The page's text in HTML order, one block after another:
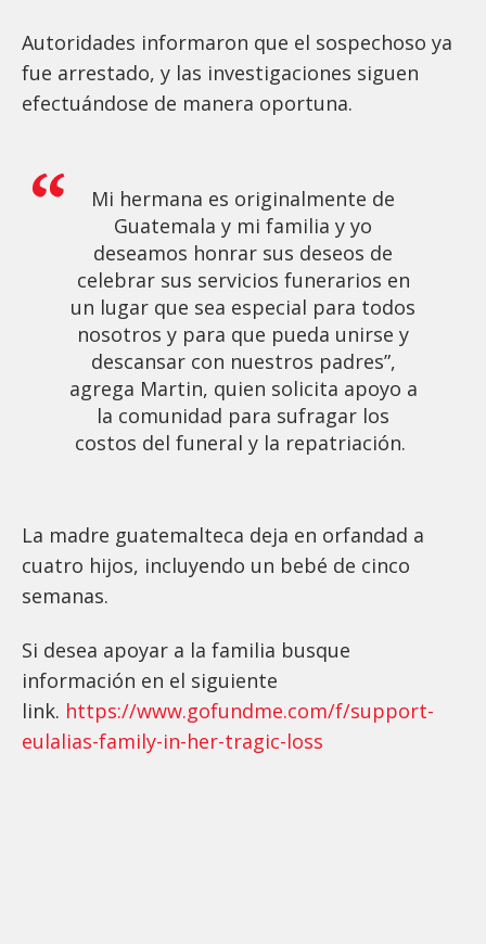
Autoridades informaron que el sospechoso ya
fue arrestado, y las investigaciones siguen
efectuándose de manera oportuna.
Mi hermana es originalmente de
Guatemala y mi familia y yo
deseamos honrar sus deseos de
celebrar sus servicios funerarios en
un lugar que sea especial para todos
nosotros y para que pueda unirse y
descansar con nuestros padres”,
agrega Martin, quien solicita apoyo a
la comunidad para sufragar los
costos del funeral y la repatriación.
La madre guatemalteca deja en orfandad a
cuatro hijos, incluyendo un bebé de cinco
semanas.
Si desea apoyar a la familia busque
información en el siguiente
link. https://www.gofundme.com/f/support-
eulalias-family-in-her-tragic-loss